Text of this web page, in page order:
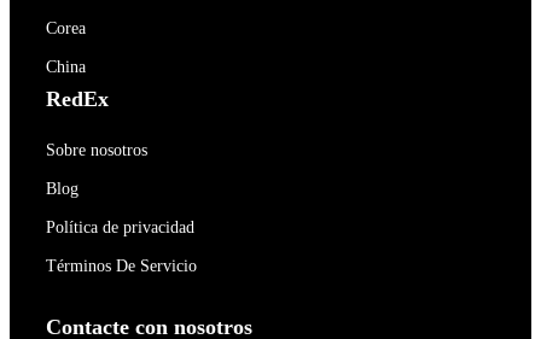
Corea
China
RedEx
Sobre nosotros
Blog
Política de privacidad
Términos De Servicio
Contacte con nosotros